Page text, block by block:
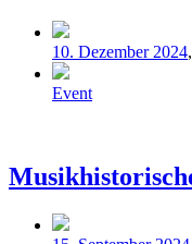
Veröffentlicht
in
10. Dezember 2024,
Schlagwörter
Event